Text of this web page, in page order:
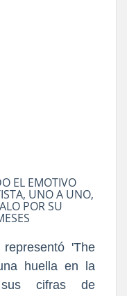
EL EMOTIVO
UNO A UNO,
POR SU
'The
huella en la
cifras de